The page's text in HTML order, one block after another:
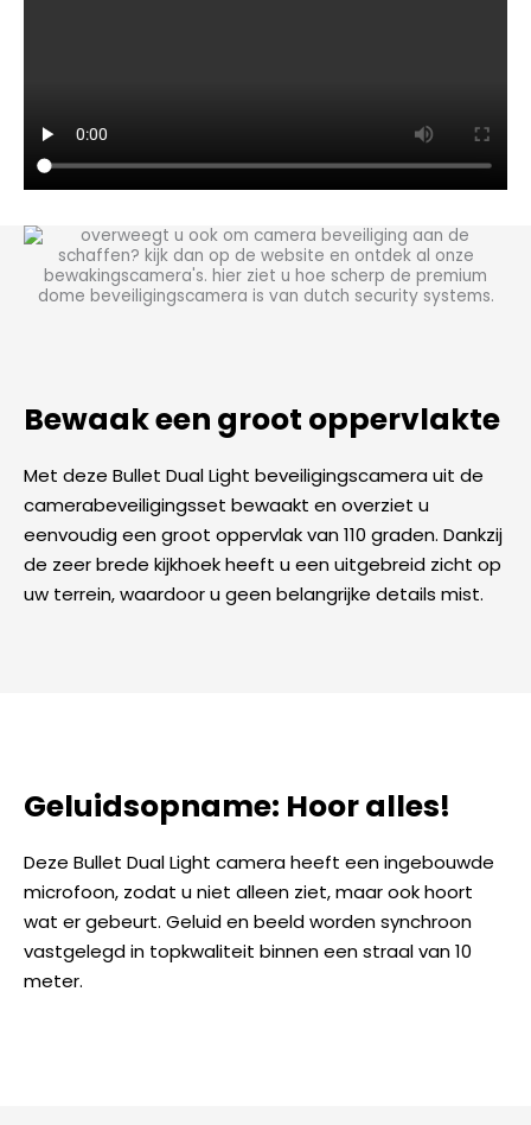
Bewaak een groot oppervlakte
Met deze Bullet Dual Light beveiligingscamera uit de
camerabeveiligingsset bewaakt en overziet u
eenvoudig een groot oppervlak van 110 graden. Dankzij
de zeer brede kijkhoek heeft u een uitgebreid zicht op
uw terrein, waardoor u geen belangrijke details mist.
Geluidsopname: Hoor alles!
Deze Bullet Dual Light camera heeft een ingebouwde
microfoon, zodat u niet alleen ziet, maar ook hoort
wat er gebeurt. Geluid en beeld worden synchroon
vastgelegd in topkwaliteit binnen een straal van 10
meter.